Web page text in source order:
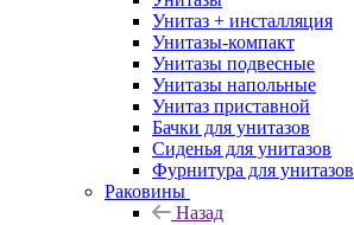
Унитаз + инсталляция
Унитазы-компакт
Унитазы подвесные
Унитазы напольные
Унитаз приставной
Бачки для унитазов
Сиденья для унитазов
Фурнитура для унитазов
Раковины
Назад